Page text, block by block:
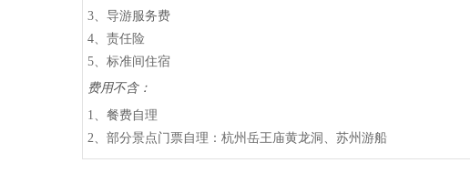
3、导游服务费
4、责任险
5、标准间住宿
费用不含：
1、餐费自理
2、部分景点门票自理：杭州岳王庙黄龙洞、苏州游船